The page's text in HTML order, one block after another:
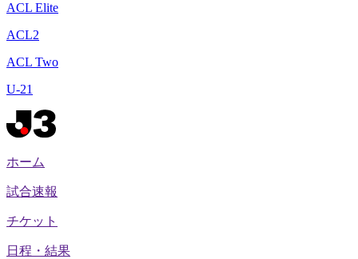
ACL Elite
ACL2
ACL Two
U-21
ホーム
試合速報
チケット
日程・結果